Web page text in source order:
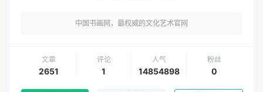
中国书画网，最权威的文化艺术官网
文章
2651
评论
1
人气
14854898
粉丝
0